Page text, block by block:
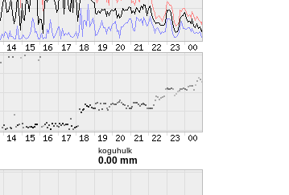
koguhulk
0.00 mm